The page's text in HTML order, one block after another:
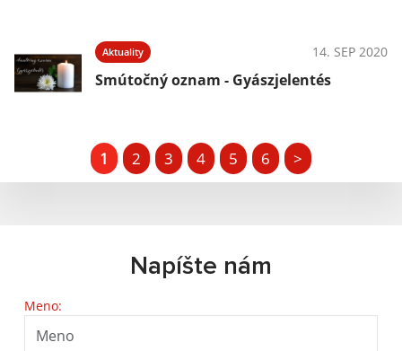
Aktuality 14. SEP 2020
Smútočný oznam - Gyászjelentés
1 2 3 4 5 6 >
Napíšte nám
Meno: